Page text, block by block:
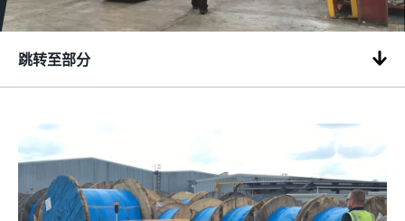
跳转至部分